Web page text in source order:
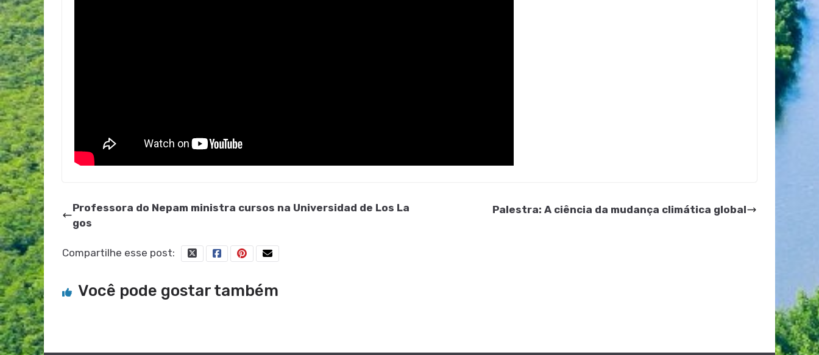
Professora do Nepam ministra cursos na Universidad de Los La
gos
Palestra: A ciência da mudança climática global
Compartilhe esse post:
Você pode gostar também